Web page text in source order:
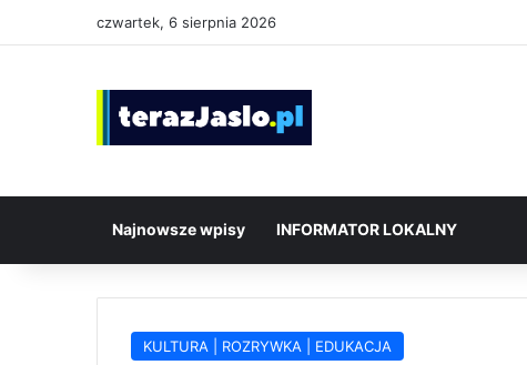
czwartek, 6 sierpnia 2026
Najnowsze wpisy INFORMATOR LOKALNY
KULTURA | ROZRYWKA | EDUKACJA